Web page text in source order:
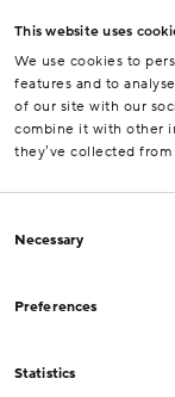
This website uses
We use cookies to
features and to
of our site with our
combine it with other
they’ve collected
Selection
Necessary
Preferences
Statistics